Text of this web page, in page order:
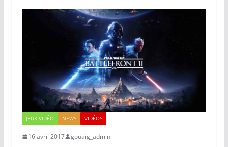
JEUX VIDÉO NEWS VIDÉOS
16 avril 2017 gouaig_admin